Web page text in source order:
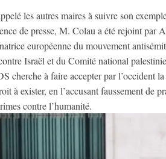
les autres maires à suivre son
de presse, M. Colau a été rejoint par
européenne du mouvement
Israël et du Comité national
cherche à faire accepter par l’occident
à exister, en l’accusant faussement de
contre l’humanité.